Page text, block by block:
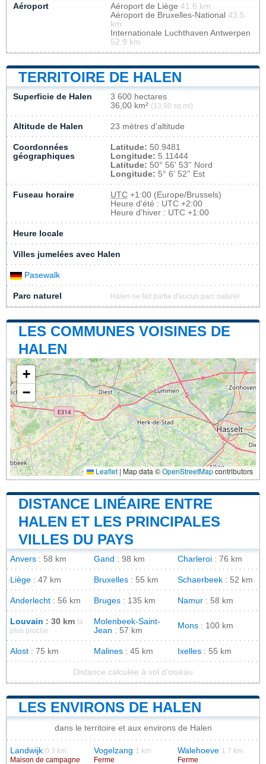
Aéroport Aéroport de Liège 41.6 km
Aéroport de Bruxelles-National 43.5
km
Internationale Luchthaven Antwerpen
52.9 km
TERRITOIRE DE HALEN
Superficie de Halen
3 600 hectares
36,00 km² (13,90 sq mi)
Altitude de Halen 23 mètres d'altitude
Coordonnées
géographiques
Latitude: 50.9481
Longitude: 5.11444
Latitude: 50° 56' 53'' Nord
Longitude: 5° 6' 52'' Est
Fuseau horaire UTC +1:00 (Europe/Brussels)
Heure d'été : UTC +2:00
Heure d'hiver : UTC +1:00
Heure locale
Villes jumelées avec Halen
Pasewalk
Parc naturel Halen ne fait partie d'aucun parc naturel
LES COMMUNES VOISINES DE
HALEN
+
−
Leaflet | Map data ©OpenStreetMapcontributors
DISTANCE LINÉAIRE ENTRE
HALEN ET LES PRINCIPALES
VILLES DU PAYS
Anvers : 58 km Gand : 98 km Charleroi : 76 km
Liège : 47 km Bruxelles : 55 km Schaerbeek : 52 km
Anderlecht : 56 km Bruges : 135 km Namur : 58 km
Louvain : 30 km
la
plus proche
Molenbeek-Saint-
Jean : 57 km
Mons : 100 km
Alost : 75 km Malines : 45 km Ixelles : 55 km
Distance calculée à vol d'oiseau
LES ENVIRONS DE HALEN
dans le territoire et aux environs de Halen
Landwijk 0.3 km
Maison de campagne
Vogelzang 1 km
Ferme
Walehoeve 1.7 km
Ferme